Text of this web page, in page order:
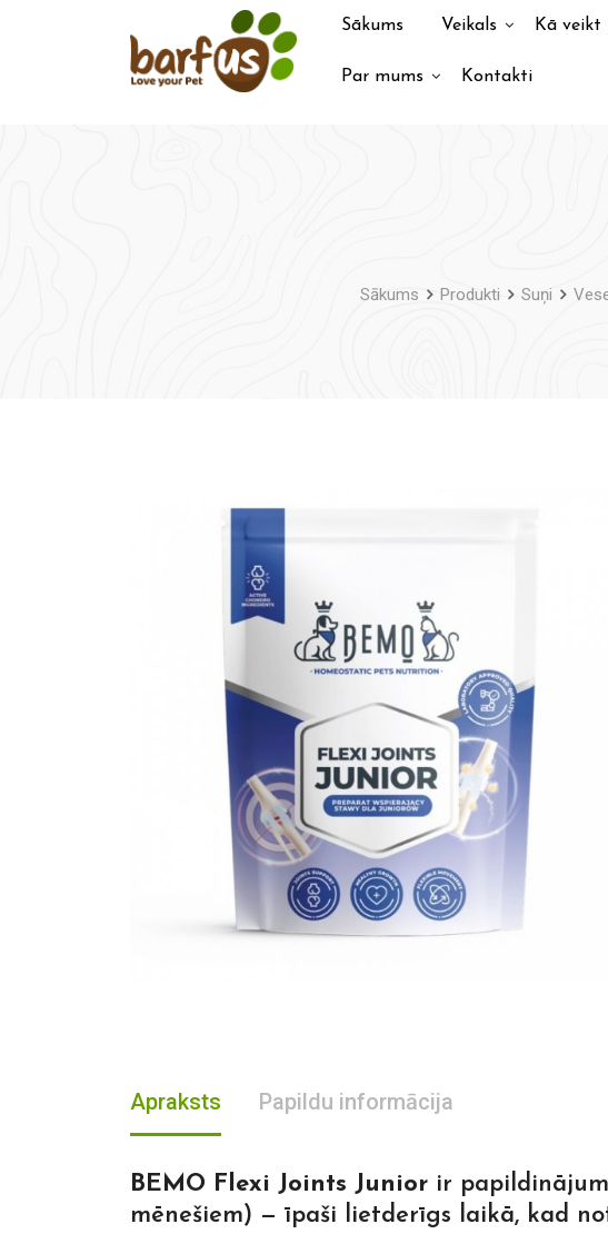
Sākums Veikals Kā veikt
Par mums Kontakti
Sākums Produkti Suņi
Apraksts Papildu informācija
BEMO Flexi Joints Junior ir
mēnešiem) — īpaši lietderīgs laikā, kad